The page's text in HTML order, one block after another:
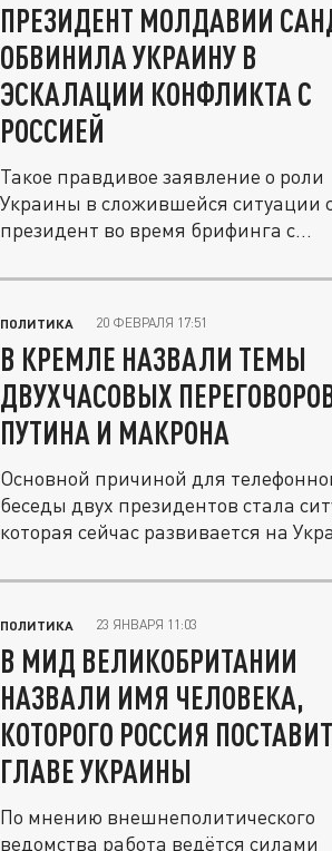
ПРЕЗИДЕНТ МОЛДАВИИ
ОБВИНИЛА УКРАИНУ В
ЭСКАЛАЦИИ КОНФЛИКТА С
РОССИЕЙ
Такое правдивое заявление о роли
Украины в сложившейся ситуации
президент во время брифинга с...
ПОЛИТИКА 20 ФЕВРАЛЯ 17:51
В КРЕМЛЕ НАЗВАЛИ ТЕМЫ
ДВУХЧАСОВЫХ
ПУТИНА И МАКРОНА
Основной причиной для
беседы двух президентов стала
которая сейчас развивается на
ПОЛИТИКА 23 ЯНВАРЯ 11:03
В МИД ВЕЛИКОБРИТАНИИ
НАЗВАЛИ ИМЯ ЧЕЛОВЕКА,
КОТОРОГО РОССИЯ
ГЛАВЕ УКРАИНЫ
По мнению внешнеполитического
ведомства работа ведётся силами